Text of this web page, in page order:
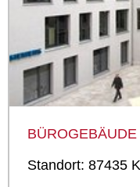
Standort: 87435